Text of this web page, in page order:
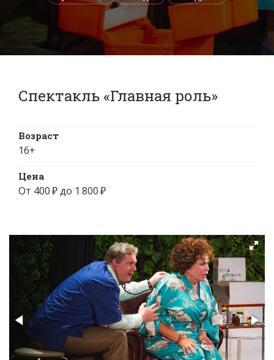
Спектакль «Главная роль»
Возраст
16+
Цена
От 400 ₽ до 1 800 ₽